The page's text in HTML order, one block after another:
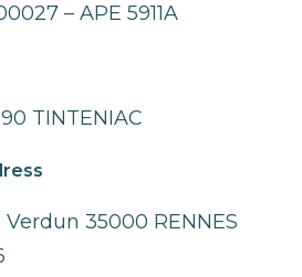
– APE 5911A
TINTENIAC
35000 RENNES